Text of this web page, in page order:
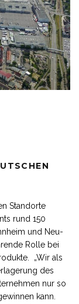
Standorte
rund 150
und Neu-
Rolle bei
„Wir als
des
nur so
kann.